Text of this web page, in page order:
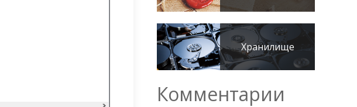
Хранилище
Комментарии